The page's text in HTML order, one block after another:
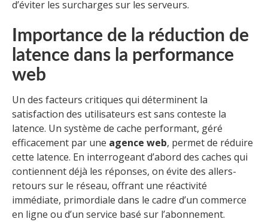
d’éviter les surcharges sur les serveurs.
Importance de la réduction de
latence dans la performance
web
Un des facteurs critiques qui déterminent la
satisfaction des utilisateurs est sans conteste la
latence. Un système de cache performant, géré
efficacement par une agence web, permet de réduire
cette latence. En interrogeant d’abord des caches qui
contiennent déjà les réponses, on évite des allers-
retours sur le réseau, offrant une réactivité
immédiate, primordiale dans le cadre d’un commerce
en ligne ou d’un service basé sur l’abonnement.